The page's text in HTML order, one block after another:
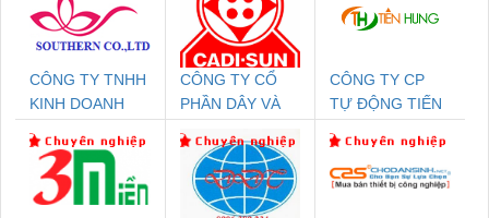
CÔNG TY TNHH
KINH DOANH
PHƯƠNG NAM
CÔNG TY CỔ
PHẦN DÂY VÀ
THƯỢNG ĐÌNH
CÔNG TY CP
TỰ ĐỘNG TIẾN